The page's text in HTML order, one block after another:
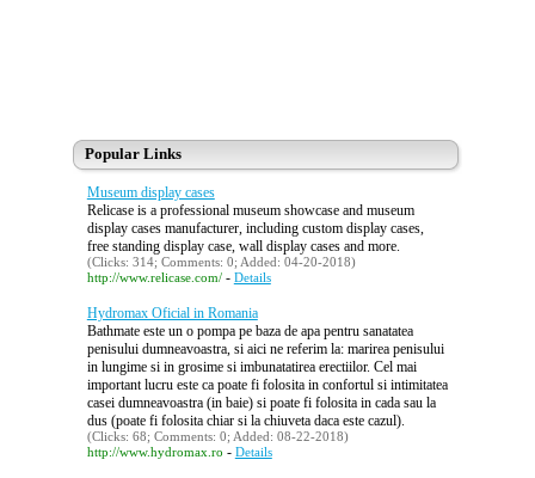
Popular Links
Museum display cases
Relicase is a professional museum showcase and museum
display cases manufacturer, including custom display cases,
free standing display case, wall display cases and more.
(Clicks: 314; Comments: 0; Added: 04-20-2018)
http://www.relicase.com/- Details
Hydromax Oficial in Romania
Bathmate este un o pompa pe baza de apa pentru sanatatea
penisului dumneavoastra, si aici ne referim la: marirea penisului
in lungime si in grosime si imbunatatirea erectiilor. Cel mai
important lucru este ca poate fi folosita in confortul si intimitatea
casei dumneavoastra (in baie) si poate fi folosita in cada sau la
dus (poate fi folosita chiar si la chiuveta daca este cazul).
(Clicks: 68; Comments: 0; Added: 08-22-2018)
http://www.hydromax.ro - Details